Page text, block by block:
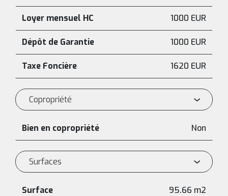
Loyer mensuel HC 1000 EUR
Dépôt de Garantie 1000 EUR
Taxe Foncière 1620 EUR
Copropriété
Bien en copropriété Non
Surfaces
Surface 95.66 m2